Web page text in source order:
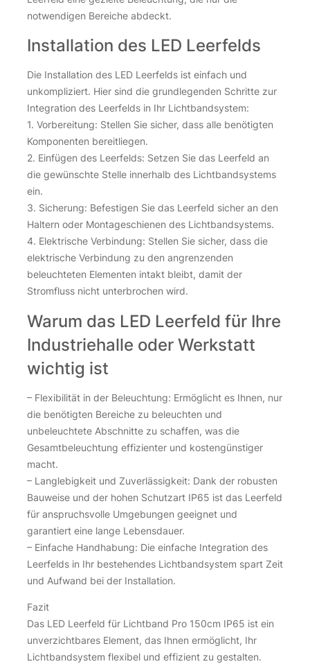
notwendigen Bereiche abdeckt.
Installation des LED Leerfelds
Die Installation des LED Leerfelds ist einfach und
unkompliziert. Hier sind die grundlegenden Schritte zur
Integration des Leerfelds in Ihr Lichtbandsystem:
1. Vorbereitung: Stellen Sie sicher, dass alle benötigten
Komponenten bereitliegen.
2. Einfügen des Leerfelds: Setzen Sie das Leerfeld an
die gewünschte Stelle innerhalb des Lichtbandsystems
ein.
3. Sicherung: Befestigen Sie das Leerfeld sicher an den
Haltern oder Montageschienen des Lichtbandsystems.
4. Elektrische Verbindung: Stellen Sie sicher, dass die
elektrische Verbindung zu den angrenzenden
beleuchteten Elementen intakt bleibt, damit der
Stromfluss nicht unterbrochen wird.
Warum das LED Leerfeld für Ihre
Industriehalle oder Werkstatt
wichtig ist
– Flexibilität in der Beleuchtung: Ermöglicht es Ihnen, nur
die benötigten Bereiche zu beleuchten und
unbeleuchtete Abschnitte zu schaffen, was die
Gesamtbeleuchtung effizienter und kostengünstiger
macht.
– Langlebigkeit und Zuverlässigkeit: Dank der robusten
Bauweise und der hohen Schutzart IP65 ist das Leerfeld
für anspruchsvolle Umgebungen geeignet und
garantiert eine lange Lebensdauer.
– Einfache Handhabung: Die einfache Integration des
Leerfelds in Ihr bestehendes Lichtbandsystem spart Zeit
und Aufwand bei der Installation.
Fazit
Das LED Leerfeld für Lichtband Pro 150cm IP65 ist ein
unverzichtbares Element, das Ihnen ermöglicht, Ihr
Lichtbandsystem flexibel und effizient zu gestalten.